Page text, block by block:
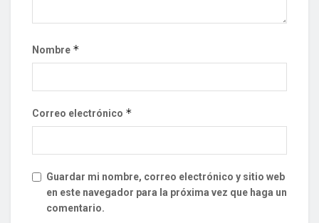
Nombre *
Correo electrónico *
Guardar mi nombre, correo electrónico y sitio web
en este navegador para la próxima vez que haga un
comentario.